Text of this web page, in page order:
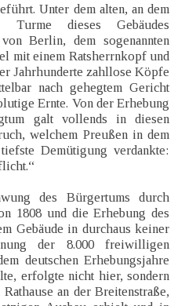
Unter dem alten, an dem
Turme dieses Gebäudes
Berlin, dem sogenannten
mit einem Ratsherrnkopf und
Jahrhunderte zahllose Köpfe
nach gehegtem Gericht
Ernte. Von der Erhebung
galt vollends in diesen
welchem Preußen in dem
Demütigung verdankte:
des Bürgertums durch
1808 und die Erhebung des
Gebäude in durchaus keiner
der 8.000 freiwilligen
deutschen Erhebungsjahre
erfolgte nicht hier, sondern
an der Breitenstraße,